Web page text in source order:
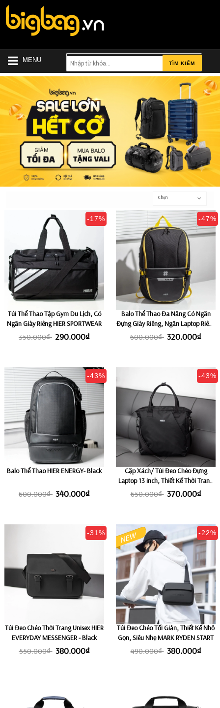
MENU TÌM KIẾM
Chọn
-17%
Túi Thể Thao Tập Gym Du Lịch, Có
Ngăn Giày Riêng HIER SPORTWEAR
350.000₫ 290.000₫
-47%
Balo Thể Thao Đa Năng Có Ngăn
Đựng Giày Riêng, Ngăn Laptop Riêng
HIER DURABLE - Black/ Yellow
600.000₫ 320.000₫
-43%
Balo Thể Thao HIER ENERGY- Black
600.000₫ 340.000₫
-43%
Cặp Xách/ Túi Đeo Chéo Đựng
Laptop 13 inch, Thiết Kế Thời Trang
HIER MODERNIST
650.000₫ 370.000₫
-31%
Túi Đeo Chéo Thời Trang Unisex HIER
EVERYDAY MESSENGER - Black
550.000₫ 380.000₫
-22%
Túi Đeo Chéo Tối Giản, Thiết Kế Nhỏ
Gọn, Siêu Nhẹ MARK RYDEN START
490.000₫ 380.000₫